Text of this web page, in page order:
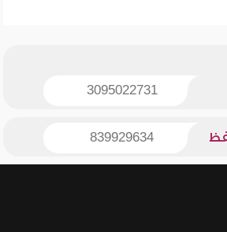
3095022731
839929634